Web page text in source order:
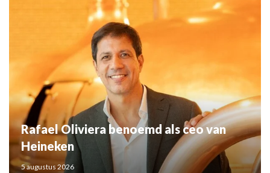
Rafael Oliviera benoemd als ceo van
Heineken
5 augustus 2026